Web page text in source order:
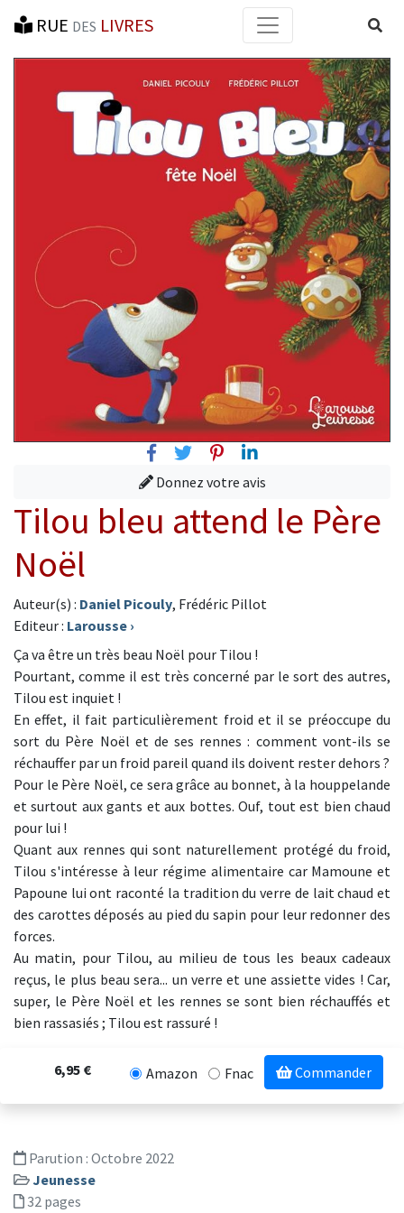
RUE DES LIVRES
FacebookTwitterPinterest
Linkedin
Donnez votre avis
Tilou bleu attend le Père
Noël
Auteur(s) : Daniel Picouly, Frédéric Pillot
Editeur : Larousse ›
Ça va être un très beau Noël pour Tilou !
Pourtant, comme il est très concerné par le sort des autres,
Tilou est inquiet !
En effet, il fait particulièrement froid et il se préoccupe du
sort du Père Noël et de ses rennes : comment vont-ils se
réchauffer par un froid pareil quand ils doivent rester dehors ?
Pour le Père Noël, ce sera grâce au bonnet, à la houppelande
et surtout aux gants et aux bottes. Ouf, tout est bien chaud
pour lui !
Quant aux rennes qui sont naturellement protégé du froid,
Tilou s'intéresse à leur régime alimentaire car Mamoune et
Papoune lui ont raconté la tradition du verre de lait chaud et
des carottes déposés au pied du sapin pour leur redonner des
forces.
Au matin, pour Tilou, au milieu de tous les beaux cadeaux
reçus, le plus beau sera... un verre et une assiette vides ! Car,
super, le Père Noël et les rennes se sont bien réchauffés et
bien rassasiés ; Tilou est rassuré !
6,95 € Amazon Fnac Commander
Parution : Octobre 2022
Jeunesse
32 pages